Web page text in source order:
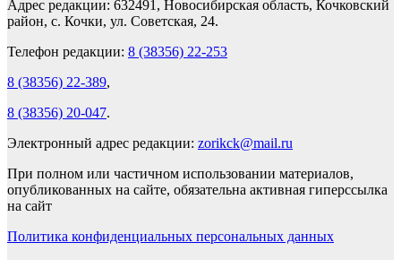
Адрес редакции: 632491, Новосибирская область, Кочковский
район, с. Кочки, ул. Советская, 24.
Телефон редакции: 8 (38356) 22-253
8 (38356) 22-389,
8 (38356) 20-047.
Электронный адрес редакции: zorikck@mail.ru
При полном или частичном использовании материалов,
опубликованных на сайте, обязательна активная гиперссылка
на сайт
Политика конфиденциальных персональных данных